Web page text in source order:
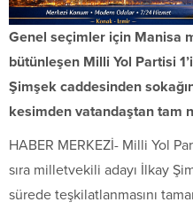
Genel seçimler için Manisa
bütünleşen Milli Yol Partisi
Şimşek caddesinden
kesimden vatandaştan tam
HABER MERKEZİ- Milli Yol
sıra milletvekili adayı İlkay
sürede teşkilatlanmasını